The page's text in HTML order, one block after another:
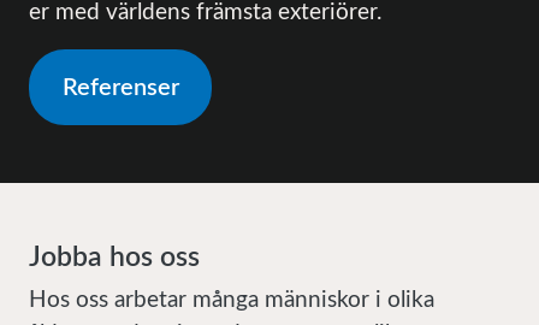
er med världens främsta exteriörer.
Referenser
Jobba hos oss
Hos oss arbetar många människor i olika